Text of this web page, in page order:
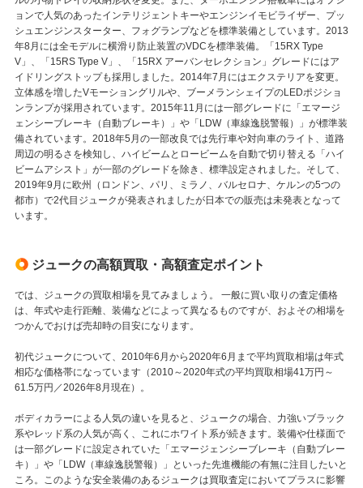
ョンで人気のあったインテリジェントキーやエンジンイモビライザー、プッ
シュエンジンスターター、フォグランプなどを標準装備としています。2013
年8月には全モデルに横滑り防止装置のVDCを標準装備。「15RX Type
V」、「15RS Type V」、「15RX アーバンセレクション」グレードにはア
イドリングストップも採用しました。2014年7月にはエクステリアを変更。
立体感を増したVモーショングリルや、ブーメランシェイプのLEDポジショ
ンランプが採用されています。2015年11月には一部グレードに「エマージ
ェンシーブレーキ（自動ブレーキ）」や「LDW（車線逸脱警報）」が標準装
備されています。2018年5月の一部改良では先行車や対向車のライト、道路
周辺の明るさを検知し、ハイビームとロービームを自動で切り替える「ハイ
ビームアシスト」が一部のグレードを除き、標準設定されました。そして、
2019年9月に欧州（ロンドン、パリ、ミラノ、バルセロナ、ケルンの5つの
都市）で2代目ジュークが発表されましたが日本での販売は未発表となって
います。
ジュークの高額買取・高額査定ポイント
では、ジュークの買取相場を見てみましょう。 一般に買い取りの査定価格
は、年式や走行距離、装備などによって異なるものですが、およその相場を
つかんでおけば売却時の目安になります。
初代ジュークについて、2010年6月から2020年6月まで平均買取相場は年式
相応な価格帯になっています（2010～2020年式の平均買取相場41万円～
61.5万円／2026年8月現在）。
ボディカラーによる人気の違いを見ると、ジュークの場合、力強いブラック
系やレッド系の人気が高く、これにホワイト系が続きます。装備や仕様面で
は一部グレードに設定されていた「エマージェンシーブレーキ（自動ブレー
キ）」や「LDW（車線逸脱警報）」といった先進機能の有無に注目したいと
ころ。このような安全装備のあるジュークは買取査定においてプラスに影響